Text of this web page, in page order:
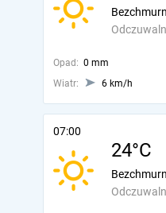
Opad: 0 mm
Wiatr:
6 km/h
07:00
24°C